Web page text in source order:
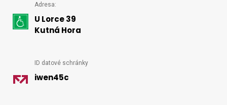
Kontakty
Vyhledat na webu
Podrobný
kontakt
Adresa:
U Lorce 39
Kutná Hora
ID datové schránky
iwen45c